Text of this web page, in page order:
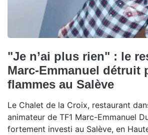
"Je n’ai plus rien" : le
Marc-Emmanuel détruit
flammes au Salève
Le Chalet de la Croix, restaurant
animateur de TF1 Marc-Emmanuel
fortement investi au Salève, en